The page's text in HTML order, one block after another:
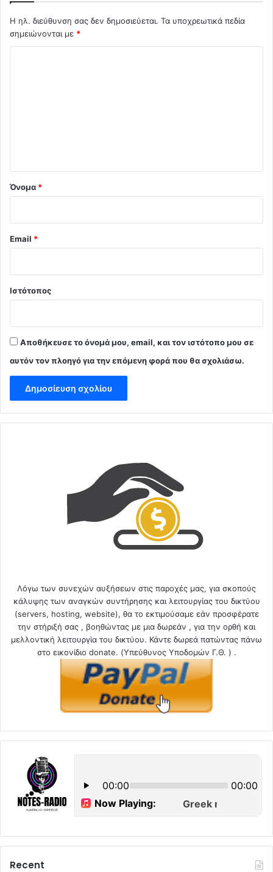
Η ηλ. διεύθυνση σας δεν δημοσιεύεται. Τα υποχρεωτικά πεδία
σημειώνονται με *
Όνομα *
Email *
Ιστότοπος
Αποθήκευσε το όνομά μου, email, και τον ιστότοπο μου σε
αυτόν τον πλοηγό για την επόμενη φορά που θα σχολιάσω.
Λόγω των συνεχών αυξήσεων στις παροχές μας, για σκοπούς
κάλυψης των αναγκών συντήρησης και λειτουργίας του δικτύου
(servers, hosting, website), θα το εκτιμούσαμε εάν προσφέρατε
την στήριξή σας , βοηθώντας με μια δωρεάν , για την ορθή και
μελλοντική λειτουργία του δικτύου. Κάντε δωρεά πατώντας πάνω
στο εικονίδιο donate. (Υπεύθυνος Υποδομών Γ.Θ. ) .
Recent